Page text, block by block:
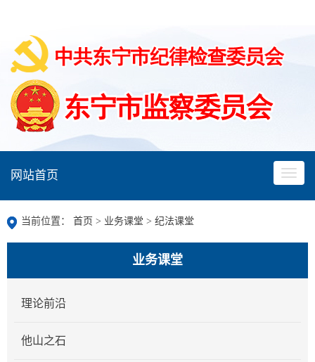
网站首页
当前位置： 首页 > 业务课堂 > 纪法课堂
业务课堂
理论前沿
他山之石